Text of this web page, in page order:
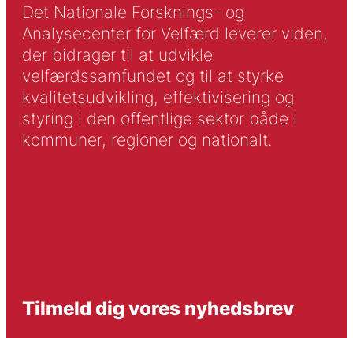
Det Nationale Forsknings- og
Analysecenter for Velfærd leverer viden,
der bidrager til at udvikle
velfærdssamfundet og til at styrke
kvalitetsudvikling, effektivisering og
styring i den offentlige sektor både i
kommuner, regioner og nationalt.
Tilmeld dig vores nyhedsbrev